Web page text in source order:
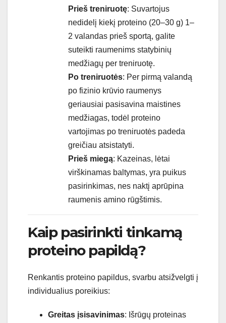
Prieš treniruotę: Suvartojus
nedidelį kiekį proteino (20–30 g) 1–
2 valandas prieš sportą, galite
suteikti raumenims statybinių
medžiagų per treniruotę.
Po treniruotės: Per pirmą valandą
po fizinio krūvio raumenys
geriausiai pasisavina maistines
medžiagas, todėl proteino
vartojimas po treniruotės padeda
greičiau atsistatyti.
Prieš miegą: Kazeinas, lėtai
virškinamas baltymas, yra puikus
pasirinkimas, nes naktį aprūpina
raumenis amino rūgštimis.
Kaip pasirinkti tinkamą
proteino papildą?
Renkantis proteino papildus, svarbu atsižvelgti į
individualius poreikius:
Greitas įsisavinimas: Išrūgų proteinas